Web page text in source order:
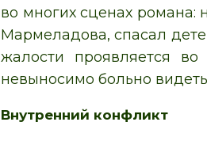
во многих сценах романа:
Мармеладова, спасал
жалости проявляется
невыносимо больно
Внутренний конфликт